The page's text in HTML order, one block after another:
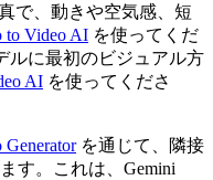
で、動きや空気感、短
to Video AI を使ってくだ
ルに最初のビジュアル方
AI を使ってくださ
を通じて、隣接
す。これは、Gemini